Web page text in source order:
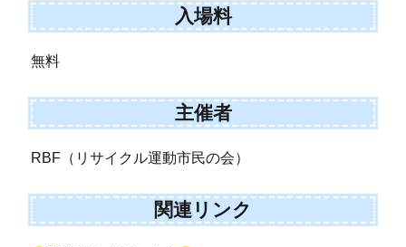
入場料
無料
主催者
RBF（リサイクル運動市民の会）
関連リンク